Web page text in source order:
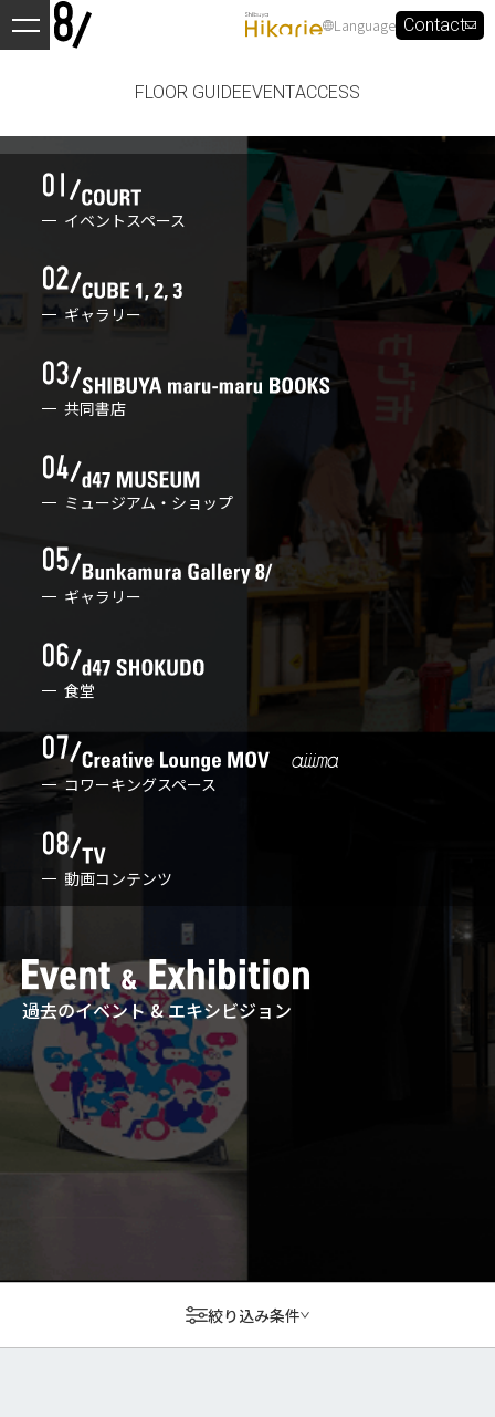
Language Contact
FLOOR GUIDEEVENTACCESS
イベントスペース
ギャラリー
共同書店
ミュージアム・ショップ
ギャラリー
食堂
コワーキングスペース
動画コンテンツ
過去のイベント & エキシビジョン
絞り込み条件